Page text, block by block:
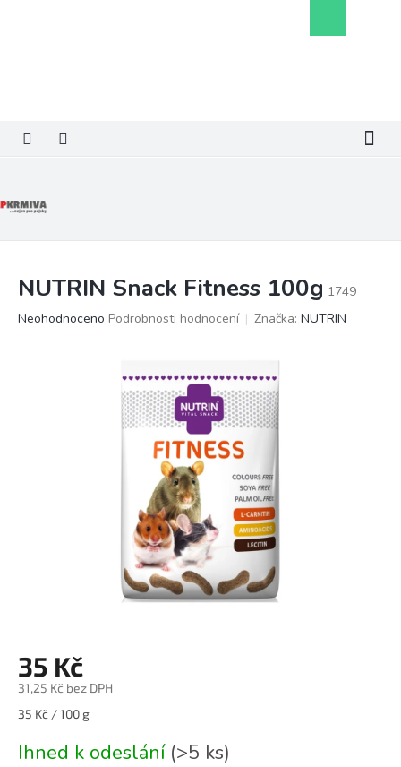
košík
NUTRIN Snack Fitness 100g 1749
Průměrné
Neohodnoceno Podrobnosti hodnocení Značka: NUTRIN
35 Kč
31,25 Kč bez DPH
Měrná
35 Kč / 100 g
Ihned k odeslání (>5 ks)